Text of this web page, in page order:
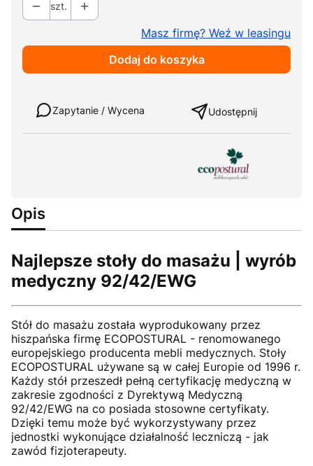
szt.
Masz firmę? Weź w leasingu
Dodaj do koszyka
Zapytanie / Wycena Udostępnij
Opis
Najlepsze stoły do masażu | wyrób
medyczny 92/42/EWG
Stół do masażu została wyprodukowany przez
hiszpańska firmę ECOPOSTURAL - renomowanego
europejskiego producenta mebli medycznych. Stoły
ECOPOSTURAL używane są w całej Europie od 1996 r.
Każdy stół przeszedł pełną certyfikację medyczną w
zakresie zgodności z Dyrektywą Medyczną
92/42/EWG na co posiada stosowne certyfikaty.
Dzięki temu może być wykorzystywany przez
jednostki wykonujące działalność leczniczą - jak
zawód fizjoterapeuty.